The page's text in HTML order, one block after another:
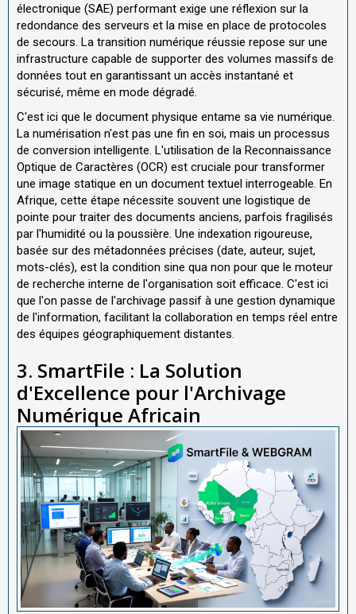
électronique (SAE) performant exige une réflexion sur la
redondance des serveurs et la mise en place de protocoles
de secours. La transition numérique réussie repose sur une
infrastructure capable de supporter des volumes massifs de
données tout en garantissant un accès instantané et
sécurisé, même en mode dégradé.
C'est ici que le document physique entame sa vie numérique.
La numérisation n'est pas une fin en soi, mais un processus
de conversion intelligente. L'utilisation de la Reconnaissance
Optique de Caractères (OCR) est cruciale pour transformer
une image statique en un document textuel interrogeable. En
Afrique, cette étape nécessite souvent une logistique de
pointe pour traiter des documents anciens, parfois fragilisés
par l'humidité ou la poussière. Une indexation rigoureuse,
basée sur des métadonnées précises (date, auteur, sujet,
mots-clés), est la condition sine qua non pour que le moteur
de recherche interne de l'organisation soit efficace. C'est ici
que l'on passe de l'archivage passif à une gestion dynamique
de l'information, facilitant la collaboration en temps réel entre
des équipes géographiquement distantes.
3. SmartFile : La Solution
d'Excellence pour l'Archivage
Numérique Africain